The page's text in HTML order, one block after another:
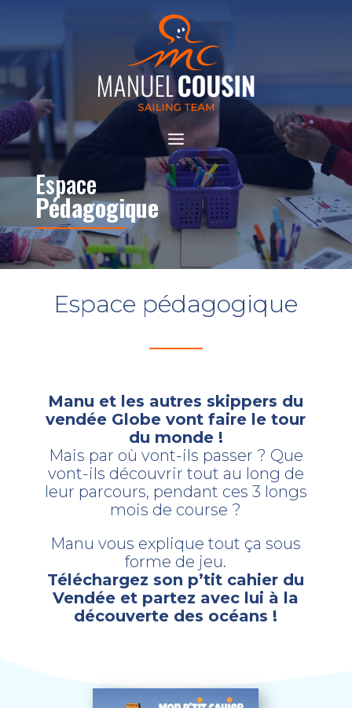
Espace
Pédagogique
Espace pédagogique
Manu et les autres skippers du
vendée Globe vont faire le tour
du monde !
Mais par où vont-ils passer ? Que
vont-ils découvrir tout au long de
leur parcours, pendant ces 3 longs
mois de course ?
Manu vous explique tout ça sous
forme de jeu.
Téléchargez son p’tit cahier du
Vendée et partez avec lui à la
découverte des océans !